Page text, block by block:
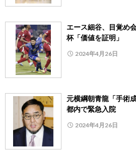
エース細谷、目覚め
杯「価値を証明」
2024年4月26日
元横綱朝青龍「手術
都内で緊急入院
2024年4月26日